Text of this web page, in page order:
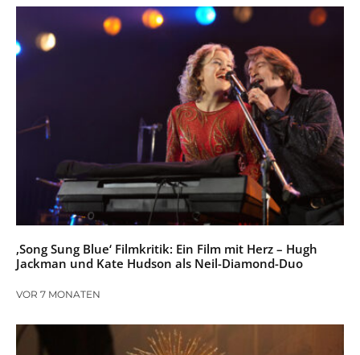
‚Song Sung Blue‘ Filmkritik: Ein Film mit Herz – Hugh
Jackman und Kate Hudson als Neil-Diamond-Duo
VOR 7 MONATEN